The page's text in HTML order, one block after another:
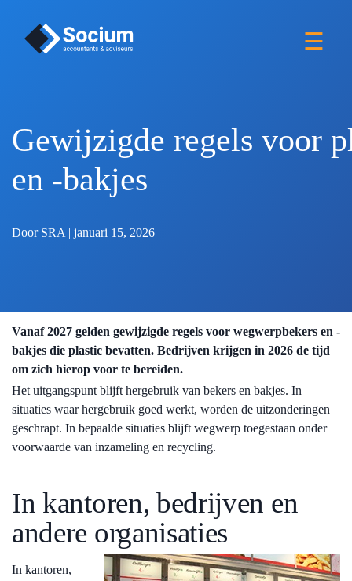
×
Vestiging
☰
Gewijzigde regels voor
en -bakjes
Door SRA | januari 15, 2026
Vanaf 2027 gelden gewijzigde regels voor wegwerpbekers en -
bakjes die plastic bevatten. Bedrijven krijgen in 2026 de tijd
om zich hierop voor te bereiden.
Het uitgangspunt blijft hergebruik van bekers en bakjes. In
situaties waar hergebruik goed werkt, worden de uitzonderingen
geschrapt. In bepaalde situaties blijft wegwerp toegestaan onder
voorwaarde van inzameling en recycling.
In kantoren, bedrijven en
andere organisaties
In kantoren,